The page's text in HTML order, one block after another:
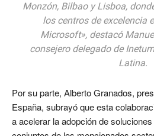
Monzón, Bilbao y Lisboa,
los centros de excelencia
Microsoft», destacó
consejero delegado de
Latina.
Por su parte, Alberto Granados,
España, subrayó que esta
a acelerar la adopción de